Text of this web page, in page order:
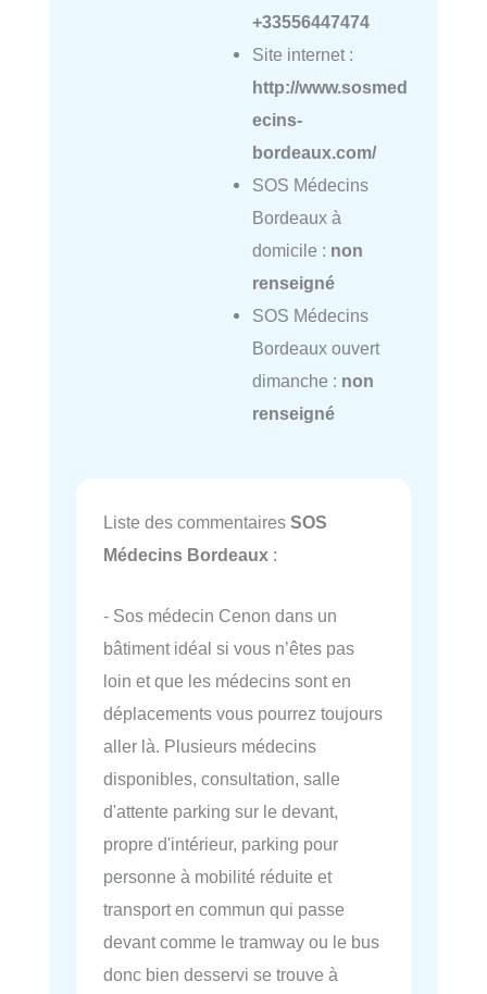
+33556447474
Site internet :
http://www.sosmed
ecins-
bordeaux.com/
SOS Médecins
Bordeaux à
domicile : non
renseigné
SOS Médecins
Bordeaux ouvert
dimanche : non
renseigné
Liste des commentaires SOS
Médecins Bordeaux :
- Sos médecin Cenon dans un
bâtiment idéal si vous n’êtes pas
loin et que les médecins sont en
déplacements vous pourrez toujours
aller là. Plusieurs médecins
disponibles, consultation, salle
d'attente parking sur le devant,
propre d'intérieur, parking pour
personne à mobilité réduite et
transport en commun qui passe
devant comme le tramway ou le bus
donc bien desservi se trouve à